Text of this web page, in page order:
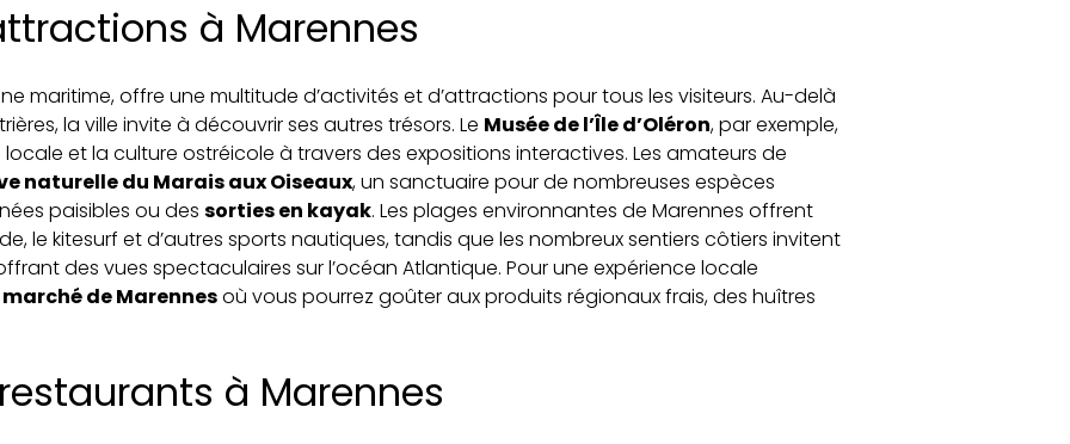
à Marennes
maritime, offre une multitude d’activités et d’attractions pour tous les visiteurs. Au-delà
la ville invite à découvrir ses autres trésors. Le Musée de l’Île d’Oléron, par exemple,
locale et la culture ostréicole à travers des expositions interactives. Les amateurs de
naturelle du Marais aux Oiseaux, un sanctuaire pour de nombreuses espèces
paisibles ou des sorties en kayak. Les plages environnantes de Marennes offrent
le kitesurf et d’autres sports nautiques, tandis que les nombreux sentiers côtiers invitent
des vues spectaculaires sur l’océan Atlantique. Pour une expérience locale
marché de Marennesoù vous pourrez goûter aux produits régionaux frais, des huîtres
à Marennes